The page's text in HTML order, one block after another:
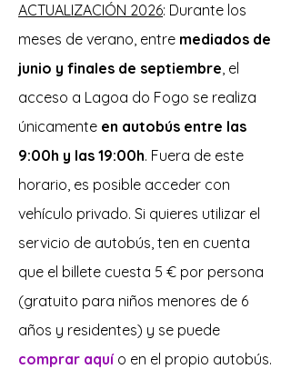
ACTUALIZACIÓN 2026: Durante los
meses de verano, entre mediados de
junio y finales de septiembre, el
acceso a Lagoa do Fogo se realiza
únicamente en autobús entre las
9:00h y las 19:00h. Fuera de este
horario, es posible acceder con
vehículo privado. Si quieres utilizar el
servicio de autobús, ten en cuenta
que el billete cuesta 5 € por persona
(gratuito para niños menores de 6
años y residentes) y se puede
comprar aquío en el propio autobús.